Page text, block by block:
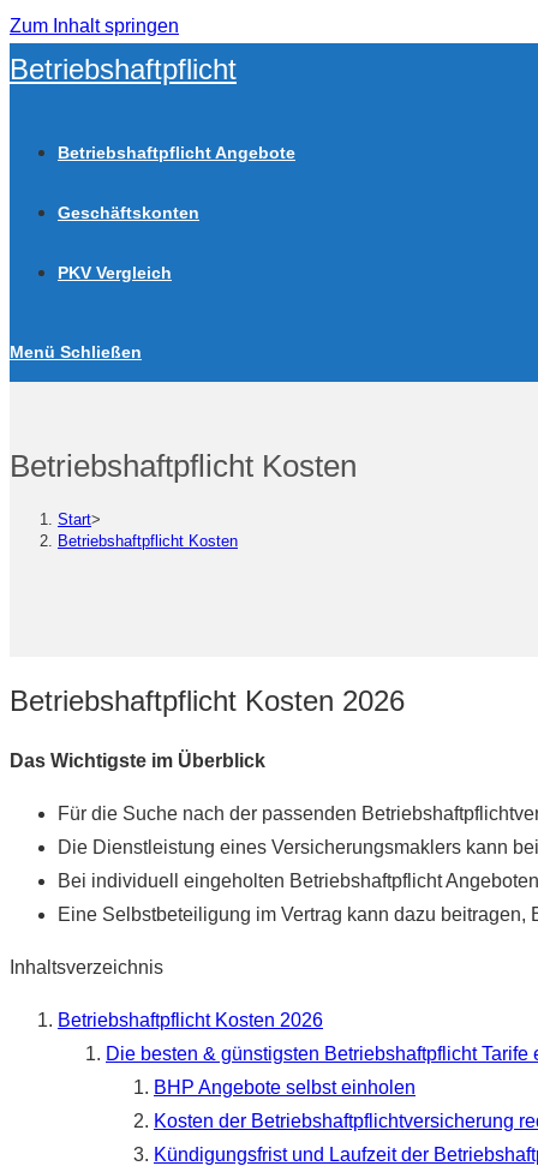
Zum Inhalt springen
Betriebshaftpflicht
Betriebshaftpflicht Angebote
Geschäftskonten
PKV Vergleich
Menü Schließen
Betriebshaftpflicht Kosten
Start>
Betriebshaftpflicht Kosten
Betriebshaftpflicht Kosten 2026
Das Wichtigste im Überblick
Für die Suche nach der passenden
Die Dienstleistung eines Versicherungsmaklers kann
Bei individuell eingeholten Betriebshaftpflicht
Eine Selbstbeteiligung im Vertrag kann dazu beitragen,
Inhaltsverzeichnis
Betriebshaftpflicht Kosten 2026
Die besten & günstigsten Betriebshaftpflicht Tarife
BHP Angebote selbst einholen
Kosten der Betriebshaftpflichtversicherung
Kündigungsfrist und Laufzeit der